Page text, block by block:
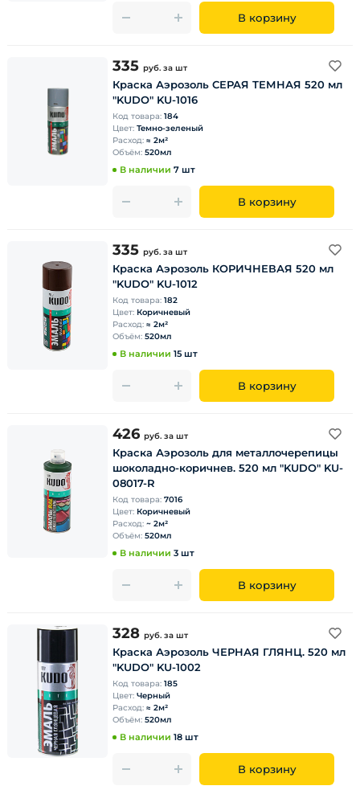
В корзину
335 руб. за шт
Краска Аэрозоль СЕРАЯ ТЕМНАЯ 520 мл
"KUDO" KU-1016
Код товара: 184
Цвет: Темно-зеленый
Расход: ≈ 2м²
Объём: 520мл
В наличии 7 шт
В корзину
335 руб. за шт
Краска Аэрозоль КОРИЧНЕВАЯ 520 мл
"KUDO" KU-1012
Код товара: 182
Цвет: Коричневый
Расход: ≈ 2м²
Объём: 520мл
В наличии 15 шт
В корзину
426 руб. за шт
Краска Аэрозоль для металлочерепицы
шоколадно-коричнев. 520 мл "KUDO" KU-
08017-R
Код товара: 7016
Цвет: Коричневый
Расход: ~ 2м²
Объём: 520мл
В наличии 3 шт
В корзину
328 руб. за шт
Краска Аэрозоль ЧЕРНАЯ ГЛЯНЦ. 520 мл
"KUDO" KU-1002
Код товара: 185
Цвет: Черный
Расход: ≈ 2м²
Объём: 520мл
В наличии 18 шт
В корзину